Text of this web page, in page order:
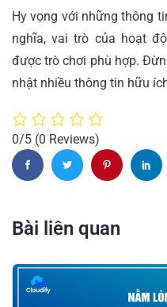
Hy vọng với những thông
nghĩa, vai trò của hoạt
được trò chơi phù hợp.
nhật nhiều thông tin hữu
0/5 (0 Reviews)
Bài liên quan